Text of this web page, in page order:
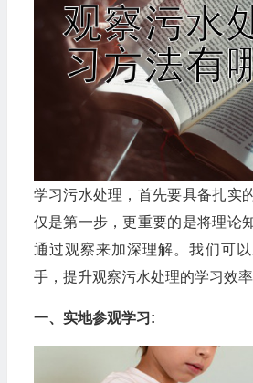
学习污水处理，首先要具备扎实
仅是第一步，更重要的是将理论
通过观察来加深理解。我们可
手，提升观察污水处理的学习效率
一、实地参观学习: